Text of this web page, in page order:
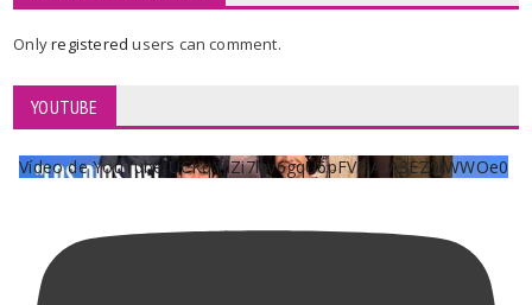
Onlyregisteredusers can comment.
YOUTUBE
Vídeo de YouTube UCKqYjiZi7lzy6gqU6pFVFiA_A3EZ9JWWOe0